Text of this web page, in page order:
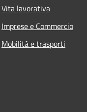
Vita lavorativa
Imprese e Commercio
Mobilità e trasporti